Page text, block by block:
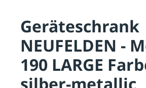
Geräteschrank
NEUFELDEN -
190 LARGE